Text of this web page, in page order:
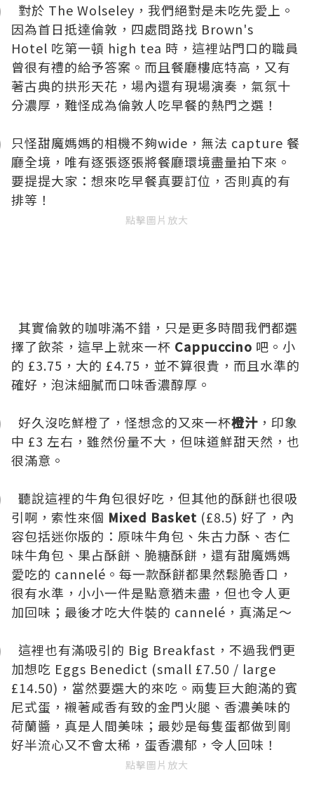
對於 The Wolseley ，我們絕對是未吃先愛上。
因為首日抵達倫敦，四處問路找 Brown's
Hotel 吃第一頓 high tea 時，這裡站門口的職員
曾很有禮的給予答案。而且餐廳樓底特高，又有
著古典的拱形天花，場內還有現場演奏，氣氛十
分濃厚，難怪成為倫敦人吃早餐的熱門之選！
只怪甜魔媽媽的相機不夠wide，無法 capture 餐
廳全境，唯有逐張逐張將餐廳環境盡量拍下來。
要提提大家：想來吃早餐真要訂位，否則真的有
排等！
點擊圖片放大
其實倫敦的咖啡滿不錯，只是更多時間我們都選
擇了飲茶，這早上就來一杯 Cappuccino 吧。小
的 £3.75，大的 £4.75，並不算很貴，而且水準的
確好，泡沫細膩而口味香濃醇厚。
好久沒吃鮮橙了，怪想念的又來一杯橙汁 ，印象
中 £3 左右，雖然份量不大，但味道鮮甜天然，也
很滿意。
聽說這裡的牛角包很好吃，但其他的酥餅也很吸
引啊，索性來個 Mixed Basket (£8.5) 好了，內
容包括迷你版的：原味牛角包、朱古力酥、杏仁
味牛角包、果占酥餅、脆糖酥餅，還有甜魔媽媽
愛吃的 cannelé。每一款酥餅都果然鬆脆香口，
很有水準，小小一件是點意猶未盡，但也令人更
加回味；最後才吃大件裝的 cannelé，真滿足～
這裡也有滿吸引的 Big Breakfast，不過我們更
加想吃 Eggs Benedict (small £7.50 / large
£14.50)，當然要選大的來吃。兩隻巨大飽滿的賓
尼式蛋，襯著咸香有致的金門火腿、香濃美味的
荷蘭醬，真是人間美味；最妙是每隻蛋都做到剛
好半流心又不會太稀，蛋香濃郁，令人回味！
點擊圖片放大